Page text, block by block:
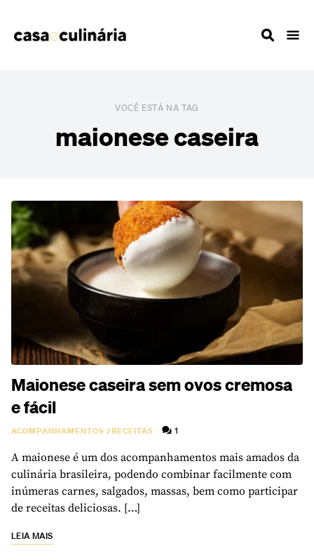
VOCÊ ESTÁ NA TAG
maionese caseira
Maionese caseira sem ovos cremosa
e fácil
ACOMPANHAMENTOS /RECEITAS 1
A maionese é um dos acompanhamentos mais amados da
culinária brasileira, podendo combinar facilmente com
inúmeras carnes, salgados, massas, bem como participar
de receitas deliciosas. […]
LEIA MAIS